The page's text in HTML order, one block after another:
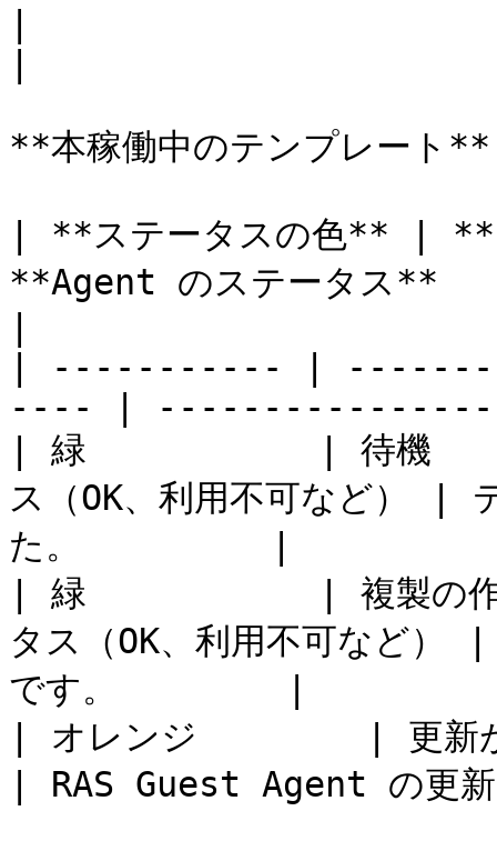
**本稼働中のテンプレート**
| **ステータスの色** | **
**Agent のステータス**
| ----------- |
---- |
| 緑           | 待機
ス（OK、利用不可など） |
た。         |
| 緑           | 複製の
タス（OK、利用不可など）
です。        |
| オレンジ        | 更
| RAS Guest Agent の更